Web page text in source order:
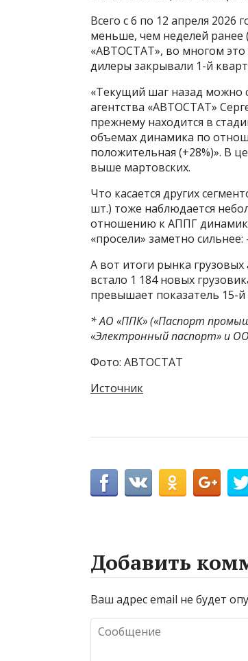
Всего с 6 по 12 апреля 2026
меньше, чем неделей ранее
«АВТОСТАТ», во многом это
дилеры закрывали 1-й
«Текущий шаг назад можно
агентства «АВТОСТАТ»
прежнему находится в
объемах динамика по
положительная (+28%)». В
выше мартовских.
Что касается других
шт.) тоже наблюдается
отношению к АППГ
«просели» заметно
А вот итоги рынка
встало 1 184 новых
превышает показатель 15-
* АО «ППК» («Паспорт
«Электронный паспорт» и
Фото: АВТОСТАТ
Источник
Добавить
Ваш адрес email не будет